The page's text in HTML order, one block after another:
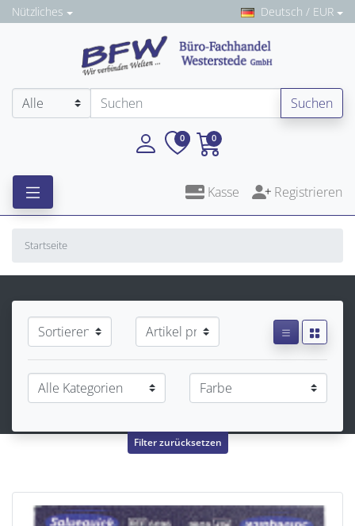
Nützliches Deutsch / EUR
Suchen
0 0
Kasse Registrieren
Startseite
Filter zurücksetzen